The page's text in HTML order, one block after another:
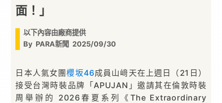
面！」
以下內容由廠商提供
By PARA新聞 2025/09/30
日本人氣女團櫻坂46成員山﨑天在上週日（21日）
接受台灣時裝品牌「APUJAN」邀請其在倫敦時裝
周舉辦的 2026春夏系列《The Extraordinary